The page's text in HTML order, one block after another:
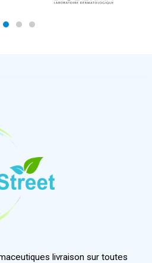
livraison sur toutes